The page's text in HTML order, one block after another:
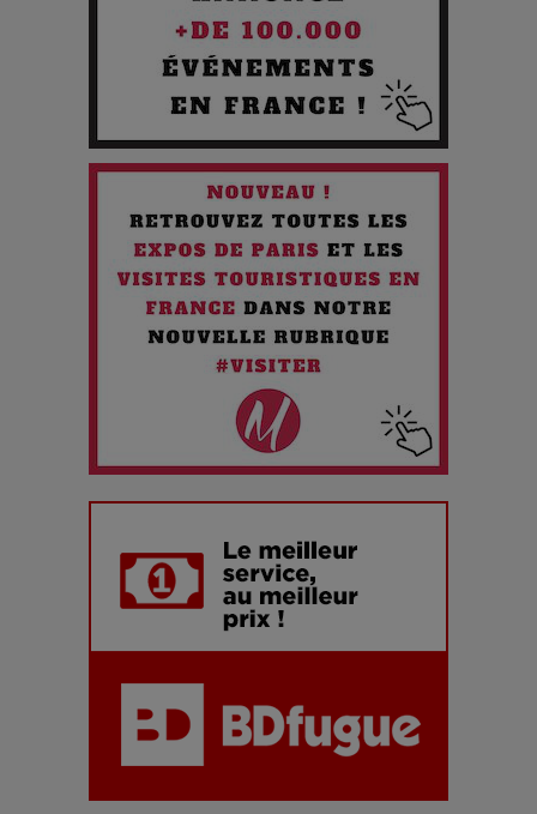
Chien 51 - Quand l’IA prend le pouvoir : une plongée dans un
Maïra Kerey, la “voix d’or du Kazakhstan”, célèbre ses 30
ans de carrière à la Salle Gaveau
Les dessous de la fast fashion : un désastre écologique en
7 Techniques Secrètes des Photographes de Stars
Adieu Jean-Pat : rire au bord du précipice
Pharaonic Festival 2025 : 10 ans d’électro sous les